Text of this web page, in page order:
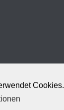
Cookies.